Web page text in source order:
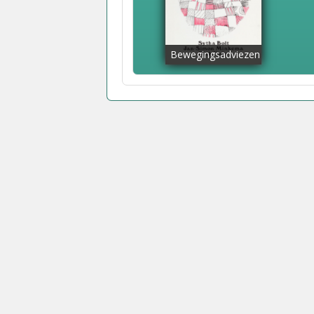
Bewegingsadviezen